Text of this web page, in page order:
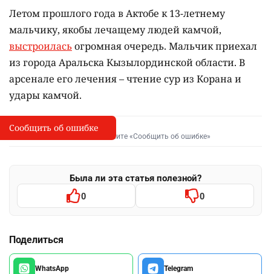
Летом прошлого года в Актобе к 13-летнему
мальчику, якобы лечащему людей камчой,
выстроиласьогромная очередь. Мальчик приехал
из города Аральска Кызылординской области. В
арсенале его лечения – чтение сур из Корана и
удары камчой.
I
Сообщить об опечатке
Выделите фрагмент и нажмите «Сообщить об ошибке»
Была ли эта статья полезной?
0 0
Поделиться
WhatsApp Telegram
Сообщить об ошибке